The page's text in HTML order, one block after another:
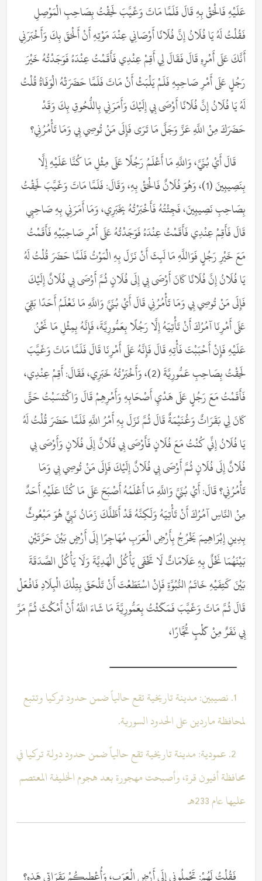
عَلَيْهِ فَالْحَقْ بِهِ قَالَ فَلَمَّا مَاتَ وَغَيَّبَ لَحِقْتُ بِصَاحِبِ الْمَوْصِلِ
فَقُلْتُ لَهُ يَا فُلَانُ إِنَّ فُلَانًا أَوْصَانِي عِنْدَ مَوْتِهِ أَنْ أَلْحَقَ بِكَ وَأَخْبَرَنِي
أَنَّكَ عَلَى أَمْرِهِ قَالَ فَقَالَ لِي أَقِمْ عِنْدِي فَأَقَمْتُ عِنْدَهُ فَوَجَدْتُهُ خَيْرَ
رَجُلٍ عَلَى أَمْرِ صَاحِبِهِ فَلَمْ يَلْبَثْ أَنْ مَاتَ فَلَمَّا حَضَرَتْهُ الْوَفَاةُ قُلْتُ
لَهُ يَا فُلَانُ إِنَّ فُلَانًا أَوْصَى بِي إِلَيْكَ وَأَمَرَنِي بِاللُّحُوقِ بِكَ وَقَدْ
حَضَرَكَ مِنْ اللَّهِ عَزَّ وَجَلَّ مَا تَرَى فَإِلَى مَنْ تُوصِي بِي وَمَا تَأْمُرُنِي؟
قَالَ أَيْ بُنَيَّ، وَاللَّهِ مَا أَعْلَمُ رَجُلًا عَلَى مِثْلِ مَا كُنَّا عَلَيْهِ إِلَّا
بِنَصِيبِينَ (1)، وَهُوَ فُلَانٌ فَالْحَقْ بِهِ، وَقَالَ: فَلَمَّا مَاتَ وَغَيَّبَ لَحِقْتُ
بِصَاحِبِ نَصِيبِينَ، فَجِئْتُهُ فَأَخْبَرْتُهُ بِخَبَرِي، وَمَا أَمَرَنِي بِهِ صَاحِبِي
قَالَ فَأَقِمْ عِنْدِي فَأَقَمْتُ عِنْدَهُ فَوَجَدْتُهُ عَلَى أَمْرِ صَاحِبَيْهِ فَأَقَمْتُ
مَعَ خَيْرِ رَجُلٍ فَوَاللَّهِ مَا لَبِثَ أَنْ نَزَلَ بِهِ الْمَوْتُ فَلَمَّا حَضَرَ قُلْتُ لَهُ
يَا فُلَانُ إِنَّ فُلَانًا كَانَ أَوْصَى بِي إِلَى فُلَانٍ ثُمَّ أَوْصَى بِي فُلَانٌ إِلَيْكَ
فَإِلَى مَنْ تُوصِي بِي وَمَا تَأْمُرُنِي قَالَ أَيْ بُنَيَّ وَاللَّهِ مَا نَعْلَمُ أَحَدًا بَقِيَ
عَلَى أَمْرِنَا آمُرُكَ أَنْ تَأْتِيَهُ إِلَّا رَجُلًا بِعَمُّورِيَّةَ، فَإِنَّهُ بِمِثْلِ مَا نَحْنُ
عَلَيْهِ فَإِنْ أَحْبَبْتَ فَأْتِهِ قَالَ فَإِنَّهُ عَلَى أَمْرِنَا قَالَ فَلَمَّا مَاتَ وَغَيَّبَ
لَحِقْتُ بِصَاحِبِ عَمُّورِيَّةَ (2)، وَأَخْبَرْتُهُ خَبَرِي، فَقَالَ: أَقِمْ عِنْدِي،
فَأَقَمْتُ مَعَ رَجُلٍ عَلَى هَدْيِ أَصْحَابِهِ وَأَمْرِهِمْ قَالَ وَاكْتَسَبْتُ حَتَّى
كَانَ لِي بَقَرَاتٌ وَغُنَيْمَةٌ قَالَ ثُمَّ نَزَلَ بِهِ أَمْرُ اللَّهِ فَلَمَّا حَضَرَ قُلْتُ لَهُ
يَا فُلَانُ إِنِّي كُنْتُ مَعَ فُلَانٍ فَأَوْصَى بِي فُلَانٌ إِلَى فُلَانٍ وَأَوْصَى بِي
فُلَانٌ إِلَى فُلَانٍ ثُمَّ أَوْصَى بِي فُلَانٌ إِلَيْكَ فَإِلَى مَنْ تُوصِي بِي وَمَا
تَأْمُرُنِي؟ قَالَ: أَيْ بُنَيَّ وَاللَّهِ مَا أَعْلَمُهُ أَصْبَحَ عَلَى مَا كُنَّا عَلَيْهِ أَحَدٌ
مِنْ النَّاسِ آمُرُكَ أَنْ تَأْتِيَهُ وَلَكِنَّهُ قَدْ أَظَلَّكَ زَمَانُ نَبِيٍّ هُوَ مَبْعُوثٌ
بِدِينِ إِبْرَاهِيمَ يَخْرُجُ بِأَرْضِ الْعَرَبِ مُهَاجِرًا إِلَى أَرْضٍ بَيْنَ حَرَّتَيْنِ
بَيْنَهُمَا نَخْلٌ بِهِ عَلَامَاتٌ لَا تَخْفَى يَأْكُلُ الْهَدِيَّةَ وَلَا يَأْكُلُ الصَّدَقَةَ
بَيْنَ كَتِفَيْهِ خَاتَمُ النُّبُوَّةِ فَإِنْ اسْتَطَعْتَ أَنْ تَلْحَقَ بِتِلْكَ الْبِلَادِ فَافْعَلْ
قَالَ ثُمَّ مَاتَ وَغَيَّبَ فَمَكَثْتُ بِعَمُّورِيَّةَ مَا شَاءَ اللَّهُ أَنْ أَمْكُثَ ثُمَّ مَرَّ
بِي نَفَرٌ مِنْ كَلْبٍ تُجَّارًا،
ــــــــــــــــــــــــــــــــــــ
1. نصيبين: مدينة تاريخية تقع حالياً ضمن حدود تركيا وتتبع
لمحافظة ماردين على الحدود السورية.
2. عمودية: مدينة تاريخية تقع حالياً ضمن حدود دولة تركيا في
محافظة أفيون قرة، وأصبحت مهجورة بعد هجوم الخليفة المعتصم
عليها عام 233هـ.
فَقُلْتُ لَهُمْ: تَحْمِلُونِي إِلَى أَرْضِ الْعَرَبِ، وَأُعْطِيكُمْ بَقَرَاتِي هَذِهِ؟